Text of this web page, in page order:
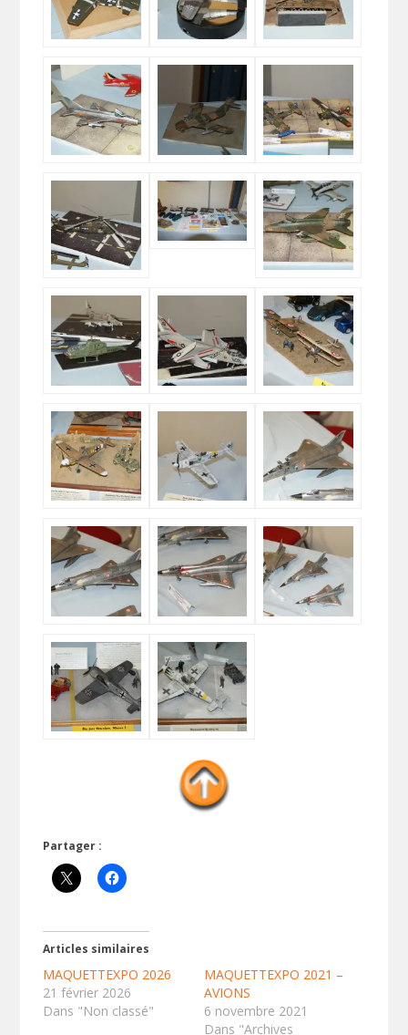
Partager :
Articles similaires
MAQUETTEXPO 2026
21 février 2026
Dans "Non classé"
MAQUETTEXPO 2021 –
AVIONS
6 novembre 2021
Dans "Archives